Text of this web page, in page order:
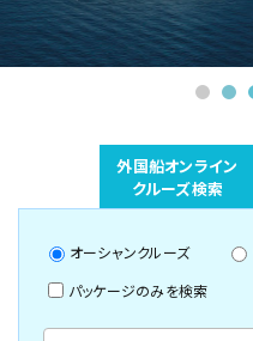
外国船オンライン
クルーズ検索
オーシャンクルーズ
パッケージのみを検索